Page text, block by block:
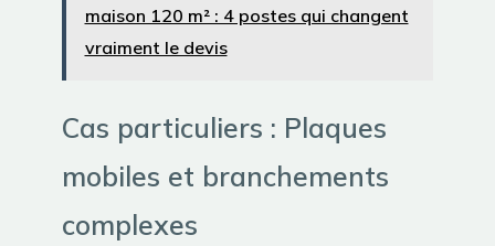
maison 120 m² : 4 postes qui changent
vraiment le devis
Cas particuliers : Plaques
mobiles et branchements
complexes